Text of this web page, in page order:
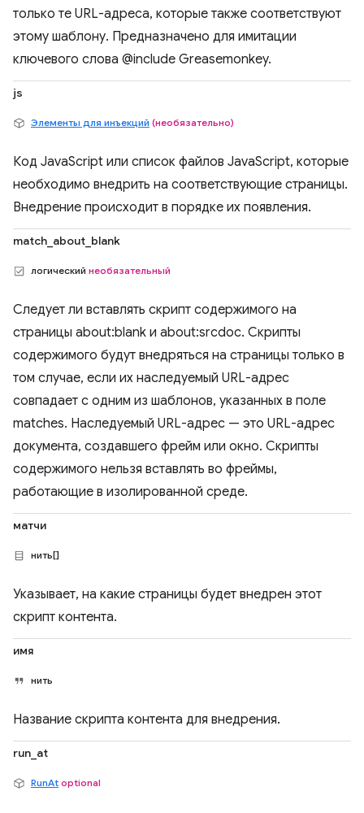
только те URL-адреса, которые также соответствуют
этому шаблону. Предназначено для имитации
ключевого слова @include Greasemonkey.
js
Элементы для инъекций (необязательно)
Код JavaScript или список файлов JavaScript, которые
необходимо внедрить на соответствующие страницы.
Внедрение происходит в порядке их появления.
match_about_blank
логический необязательный
Следует ли вставлять скрипт содержимого на
страницы about:blank и about:srcdoc. Скрипты
содержимого будут внедряться на страницы только в
том случае, если их наследуемый URL-адрес
совпадает с одним из шаблонов, указанных в поле
matches. Наследуемый URL-адрес — это URL-адрес
документа, создавшего фрейм или окно. Скрипты
содержимого нельзя вставлять во фреймы,
работающие в изолированной среде.
матчи
нить[]
Указывает, на какие страницы будет внедрен этот
скрипт контента.
имя
нить
Название скрипта контента для внедрения.
run_at
RunAt optional